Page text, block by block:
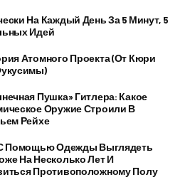
На Каждый День За 5 Минут, 5
Идей
Атомного Проекта (от Кюри
Пушка» Гитлера: Какое
Оружие Строили В
Рейхе
Помощью Одежды Выглядеть
На Несколько Лет И
Противоположному Полу